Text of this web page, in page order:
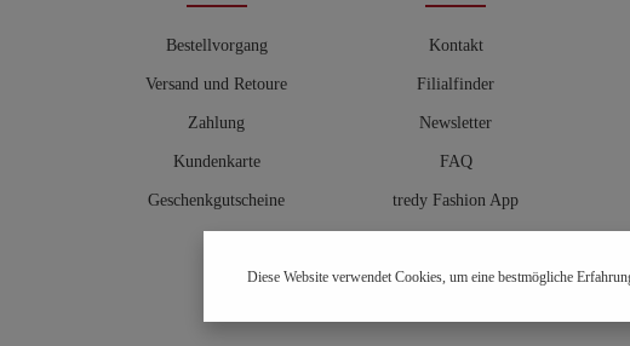
Bestellvorgang
Versand und Retoure
Zahlung
Kundenkarte
Geschenkgutscheine
Kontakt
Filialfinder
Newsletter
FAQ
tredy Fashion App
Hosenberater
Diese Website verwendet Cookies, um eine bestmögliche